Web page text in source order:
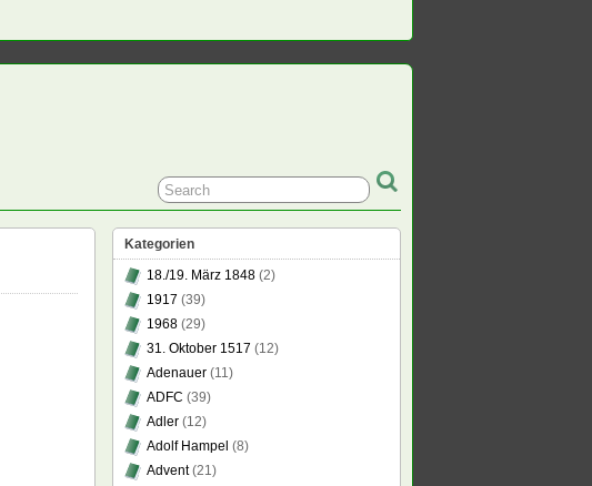
Kategorien
18./19. März 1848 (2)
1917 (39)
1968 (29)
31. Oktober 1517 (12)
Adenauer (11)
ADFC (39)
Adler (12)
Adolf Hampel (8)
Advent(21)